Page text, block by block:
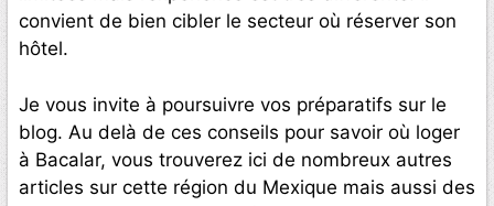
convient de bien cibler le secteur où réserver son
hôtel.
Je vous invite à poursuivre vos préparatifs sur le
blog. Au delà de ces conseils pour savoir où loger
à Bacalar, vous trouverez ici de nombreux autres
articles sur cette région du Mexique mais aussi des